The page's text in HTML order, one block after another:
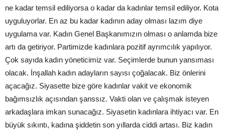
ne kadar temsil ediliyorsa o kadar da kadınlar temsil ediliyor. Kota
uyguluyorlar. En az bu kadar kadının aday olması lazım diye
uygulama var. Kadın Genel Başkanımızın olması o anlamda bize
artı da getiriyor. Partimizde kadınlara pozitif ayrımcılık yapılıyor.
Çok sayıda kadın yöneticimiz var. Seçimlerde bunun yansıması
olacak. İnşallah kadın adayların sayısı çoğalacak. Biz önlerini
açacağız. Siyasette bize göre kadınlar vakit ve ekonomik
bağımsızlık açısından şanssız. Vakti olan ve çalışmak isteyen
arkadaşlara imkan sunacağız. Siyasetin kadınlara ihtiyacı var. En
büyük sıkıntı, kadına şiddetin son yıllarda ciddi artası. Biz kadın